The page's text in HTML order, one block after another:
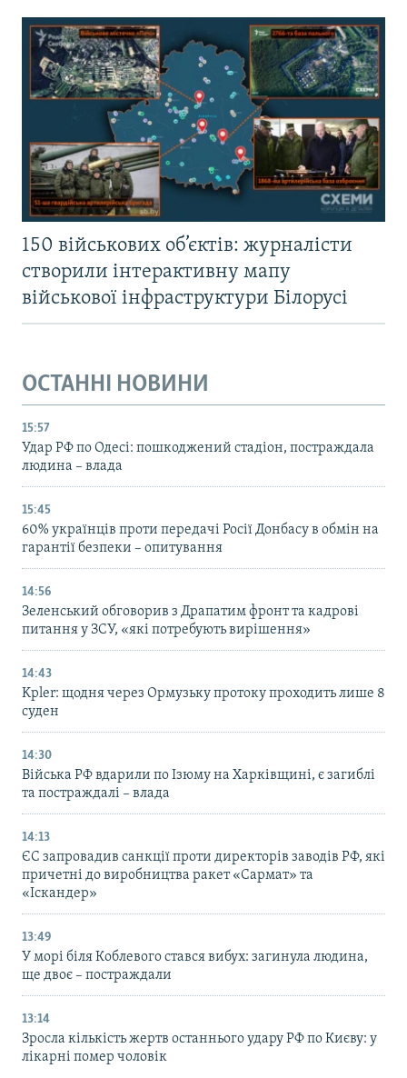
150 військових об’єктів: журналісти
створили інтерактивну мапу
військової інфраструктури Білорусі
ОСТАННІ НОВИНИ
15:57
Удар РФ по Одесі: пошкоджений стадіон, постраждала
людина – влада
15:45
60% українців проти передачі Росії Донбасу в обмін на
гарантії безпеки – опитування
14:56
Зеленський обговорив з Драпатим фронт та кадрові
питання у ЗСУ, «які потребують вирішення»
14:43
Kpler: щодня через Ормузьку протоку проходить лише 8
суден
14:30
Війська РФ вдарили по Ізюму на Харківщині, є загиблі
та постраждалі – влада
14:13
ЄС запровадив санкції проти директорів заводів РФ, які
причетні до виробництва ракет «Сармат» та
«Іскандер»
13:49
У морі біля Коблевого стався вибух: загинула людина,
ще двоє – постраждали
13:14
Зросла кількість жертв останнього удару РФ по Києву: у
лікарні помер чоловік